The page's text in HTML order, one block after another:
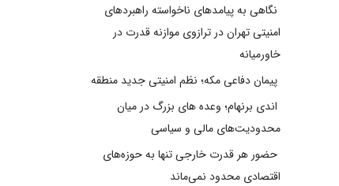
نگاهی به پیامدهای ناخواسته راهبردهای
امنیتی تهران در ترازوی موازنه قدرت در
خاورمیانه
پیمان دفاعی مکه؛ نظم امنیتی جدید منطقه
اندی برنهام؛ وعده های بزرگ در میان
محدودیت‌های مالی و سیاسی
حضور هر قدرت خارجی تنها به حوزه‌های
اقتصادی محدود نمی‌ماند